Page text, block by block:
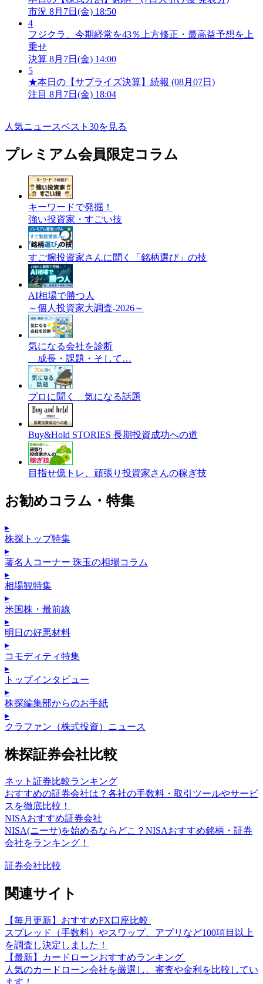
市況 8月7日(金) 18:50
4
フジクラ、今期経常を43％上方修正・最高益予想を上
乗せ
決算 8月7日(金) 14:00
5
★本日の【サプライズ決算】続報 (08月07日)
注目 8月7日(金) 18:04
人気ニュースベスト30を見る
プレミアム会員限定コラム
キーワードで発掘！
強い投資家・すごい技
すご腕投資家さんに聞く「銘柄選び」の技
AI相場で勝つ人
～個人投資家大調査-2026～
気になる会社を診断
成長・課題・そして…
プロに聞く 気になる話題
Buy&Hold STORIES 長期投資成功への道
目指せ億トレ、頑張り投資家さんの稼ぎ技
お勧めコラム・特集
▸
株探トップ特集
▸
著名人コーナー 珠玉の相場コラム
▸
相場観特集
▸
米国株・最前線
▸
明日の好悪材料
▸
コモディティ特集
▸
トップインタビュー
▸
株探編集部からのお手紙
▸
クラファン（株式投資）ニュース
株探証券会社比較
ネット証券比較ランキング
おすすめの証券会社は？各社の手数料・取引ツールやサービ
スを徹底比較！
NISAおすすめ証券会社
NISA(ニーサ)を始めるならどこ？NISAおすすめ銘柄・証券
会社をランキング！
証券会社比較
関連サイト
【毎月更新】おすすめFX口座比較
スプレッド（手数料）やスワップ、アプリなど100項目以上
を調査し決定しました！
【最新】カードローンおすすめランキング
人気のカードローン会社を厳選し、審査や金利を比較してい
ます！